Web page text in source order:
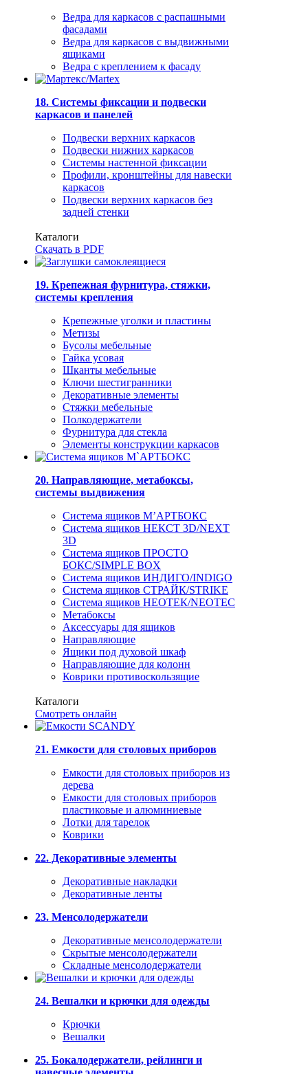
Ведра для каркасов с распашными
фасадами
Ведра для каркасов с выдвижными
ящиками
Ведра с креплением к фасаду
18. Системы фиксации и подвески
каркасов и панелей
Подвески верхних каркасов
Подвески нижних каркасов
Системы настенной фиксации
Профили, кронштейны для навески
каркасов
Подвески верхних каркасов без
задней стенки
Каталоги
Скачать в PDF
19. Крепежная фурнитура, стяжки,
системы крепления
Крепежные уголки и пластины
Метизы
Бусолы мебельные
Гайка усовая
Шканты мебельные
Ключи шестигранники
Декоративные элементы
Стяжки мебельные
Полкодержатели
Фурнитура для стекла
Элементы конструкции каркасов
20. Направляющие, метабоксы,
системы выдвижения
Система ящиков М’АРТБОКС
Система ящиков НЕКСТ 3D/NEXT
3D
Система ящиков ПРОСТО
БОКС/SIMPLE BOX
Система ящиков ИНДИГО/INDIGO
Система ящиков СТРАЙК/STRIKE
Система ящиков НЕОТЕК/NEOTEC
Метабоксы
Аксессуары для ящиков
Направляющие
Ящики под духовой шкаф
Направляющие для колонн
Коврики противоскользящие
Каталоги
Смотреть онлайн
21. Емкости для столовых приборов
Емкости для столовых приборов из
дерева
Емкости для столовых приборов
пластиковые и алюминиевые
Лотки для тарелок
Коврики
22. Декоративные элементы
Декоративные накладки
Декоративные ленты
23. Менсолодержатели
Декоративные менсолодержатели
Скрытые менсолодержатели
Складные менсолодержатели
24. Вешалки и крючки для одежды
Крючки
Вешалки
25. Бокалодержатели, рейлинги и